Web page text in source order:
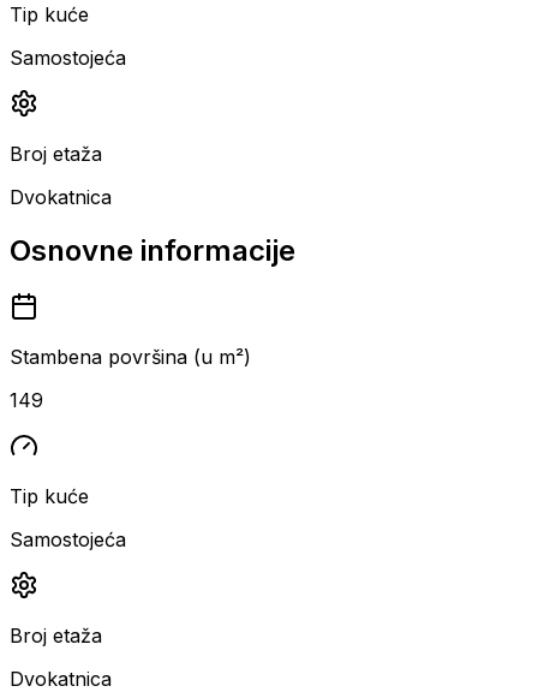
Tip kuće
Samostojeća
Broj etaža
Dvokatnica
Osnovne informacije
Stambena površina (u m²)
149
Tip kuće
Samostojeća
Broj etaža
Dvokatnica